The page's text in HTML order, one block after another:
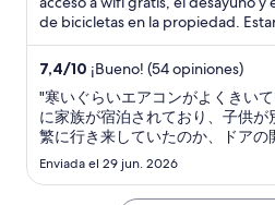
de bicicletas en la propiedad.
de atracciones ...
7,4/10 ¡Bueno! (54 opiniones)
"寒いぐらいエアコンがよくきい
に家族が宿泊されており、子供が
繁に行き来していたのか、ドアの
不愉快に感じました。 廊下での話
く聞こえます。"
Enviada el 29 jun. 2026